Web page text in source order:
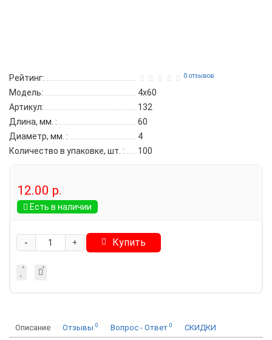
Рейтинг: 0 отзывов
Модель:
4х60
Артикул:
132
Длина, мм. :
60
Диаметр, мм. :
4
Количество в упаковке, шт. : 100
12.00 р.
Есть в наличии
+
- Купить
Описание Отзывы 0 Вопрос - Ответ 0 СКИДКИ